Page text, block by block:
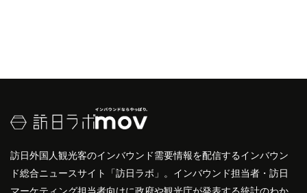
訪日外国人観光客のインバウンド需要情報を配信するインバウン
ド総合ニュースサイト「訪日ラボ」。インバウンド担当者・訪日
マーケティング担当者向けに政府や観光庁が発表する統計のわか